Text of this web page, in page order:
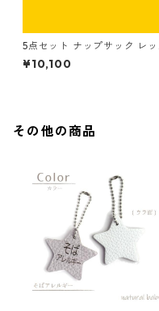
5点セット ナップサック レッ
スンバッグ シューズバッグ コ
ップ袋 お着替え袋 イエロー×
¥10,100
その他の商品